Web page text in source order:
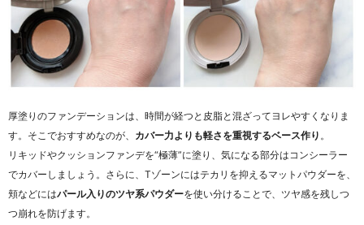
厚塗りのファンデーションは、時間が経つと皮脂と混ざってヨレやすくなりま
す。そこでおすすめなのが、 カバー力よりも軽さを重視するベース作り 。
リキッドやクッションファンデを“極薄”に塗り、気になる部分はコンシーラー
でカバーしましょう。さらに、Tゾーンにはテカリを抑えるマットパウダーを、
頬などにはパール入りのツヤ系パウダーを使い分けることで、ツヤ感を残しつ
つ崩れを防げます。